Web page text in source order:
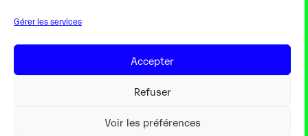
Gérer les services
Accepter
Refuser
Voir les préférences
Gaming
Mentions légales